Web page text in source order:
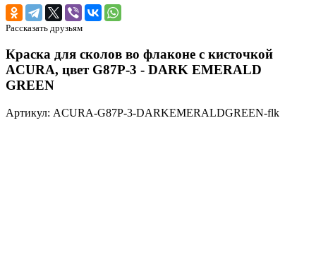
Рассказать друзьям
Краска для сколов во флаконе с кисточкой
ACURA, цвет G87P-3 - DARK EMERALD
GREEN
Артикул: ACURA-G87P-3-DARKEMERALDGREEN-flk